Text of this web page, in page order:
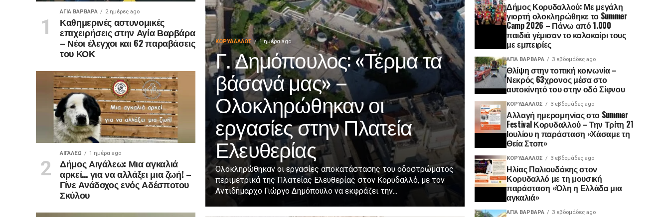
ΚΟΡΥΔΑΛΛΟΣ 1 ημέρα ago
Γ. Δημόπουλος: «Τέρμα τα
βάσανά μας» –
Ολοκληρώθηκαν οι
εργασίες στην Πλατεία
Ελευθερίας
Ολοκληρώθηκαν οι εργασίες αποκατάστασης του οδοστρώματος
περιμετρικά της Πλατείας Ελευθερίας στον Κορυδαλλό, με τον
Αντιδήμαρχο Γιώργο Δημόπουλο να εκφράζει την...
ΑΓΙΑ ΒΑΡΒΑΡΑ 2 ημέρες ago
Καθημερινές αστυνομικές
επιχειρήσεις στην Αγία Βαρβάρα
– Νέοι έλεγχοι και 62 παραβάσεις
του ΚΟΚ
ΑΙΓΑΛΕΩ 1 ημέρα ago
Δήμος Αιγάλεω: Μια αγκαλιά
αρκεί… για να αλλάξει μια ζωή! –
Γίνε Ανάδοχος ενός Αδέσποτου
Σκύλου
Δήμος Κορυδαλλού: Με μεγάλη
γιορτή ολοκληρώθηκε το Summer
Camp 2026 – Πάνω από 1.000
παιδιά γέμισαν το καλοκαίρι τους
με εμπειρίες
ΑΓΙΑ ΒΑΡΒΑΡΑ 3 εβδομάδες ago
Θλίψη στην τοπική κοινωνία –
Νεκρός 63χρονος μέσα στο
αυτοκίνητό του στην οδό Σίφνου
ΚΟΡΥΔΑΛΛΟΣ 3 εβδομάδες ago
Αλλαγή ημερομηνίας στο Summer
Festival Κορυδαλλού – Την Τρίτη 21
Ιουλίου η παράσταση «Χάσαμε τη
Θεία Στοπ»
ΚΟΡΥΔΑΛΛΟΣ 3 εβδομάδες ago
Ηλίας Παλιουδάκης στον
Κορυδαλλό με τη μουσική
παράσταση «Όλη η Ελλάδα μια
αγκαλιά»
ΑΓΙΑ ΒΑΡΒΑΡΑ 3 εβδομάδες ago